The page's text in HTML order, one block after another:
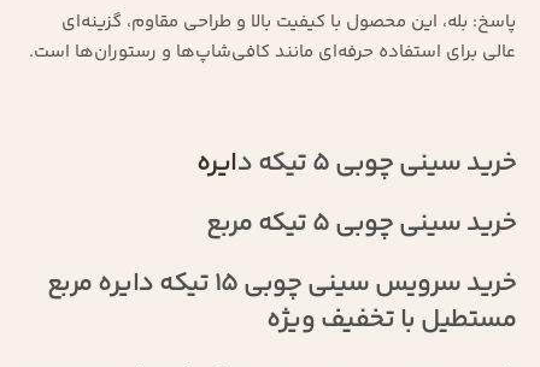
پاسخ: بله، این محصول با کیفیت بالا و طراحی مقاوم، گزینه‌ای
عالی برای استفاده حرفه‌ای مانند کافی‌شاپ‌ها و رستوران‌ها است.
خرید سینی چوبی 5 تیکه د
ایره
خرید سینی چوبی 5 تیکه مربع
خرید سرویس سینی چوبی 15 تیکه دایره مربع
مستطیل با تخفیف ویژه